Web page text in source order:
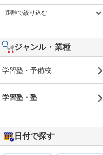
ジャンル・業種
学習塾・予備校
学習塾・塾
日付で探す